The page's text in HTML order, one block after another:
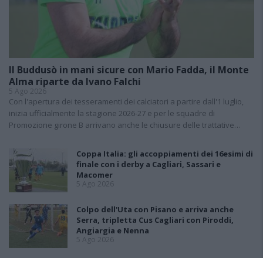
Il Buddusò in mani sicure con Mario Fadda, il Monte
Alma riparte da Ivano Falchi
5 Ago 2026
Con l'apertura dei tesseramenti dei calciatori a partire dall'1 luglio,
inizia ufficialmente la stagione 2026-27 e per le squadre di
Promozione girone B arrivano anche le chiusure delle trattative…
Coppa Italia: gli accoppiamenti dei 16esimi di
finale con i derby a Cagliari, Sassari e
Macomer
5 Ago 2026
Colpo dell'Uta con Pisano e arriva anche
Serra, tripletta Cus Cagliari con Piroddi,
Angiargia e Nenna
5 Ago 2026